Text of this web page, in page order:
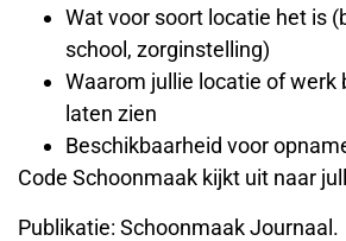
Wat voor soort locatie het is
school, zorginstelling)
Waarom jullie locatie of werk
laten zien
Beschikbaarheid voor
Code Schoonmaak kijkt uit naar
Publikatie: Schoonmaak Journaal.